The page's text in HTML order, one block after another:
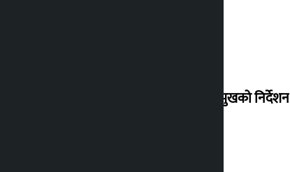
संसद् बैठकमा कालो चस्मा नलगाउन सभामुखको निर्देशन